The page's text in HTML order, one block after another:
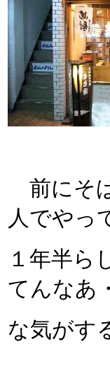
前にそ
人でやっ
１年半ら
てんなあ
な気がす